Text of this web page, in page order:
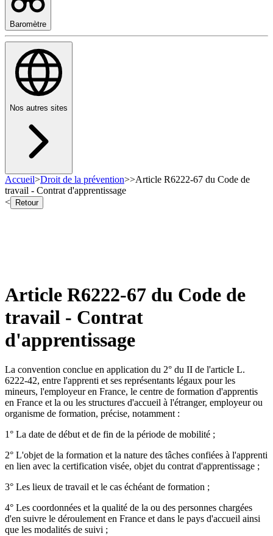
Baromètre
Nos autres sites
Accueil>Droit de la prévention>>Article R6222-67 du Code de
travail - Contrat d'apprentissage
<
Retour
Article R6222-67 du Code de
travail - Contrat
d'apprentissage
La convention conclue en application du 2° du II de l'article L.
6222-42, entre l'apprenti et ses représentants légaux pour les
mineurs, l'employeur en France, le centre de formation d'apprentis
en France et la ou les structures d'accueil à l'étranger, employeur ou
organisme de formation, précise, notamment :
1° La date de début et de fin de la période de mobilité ;
2° L'objet de la formation et la nature des tâches confiées à l'apprenti
en lien avec la certification visée, objet du contrat d'apprentissage ;
3° Les lieux de travail et le cas échéant de formation ;
4° Les coordonnées et la qualité de la ou des personnes chargées
d'en suivre le déroulement en France et dans le pays d'accueil ainsi
que les modalités de suivi ;